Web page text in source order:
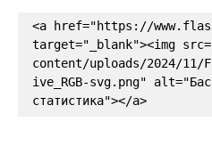
<a href="https://
target="_blank"><img
content/uploads/2024/11/
ive_RGB-svg.png"
статистика"></a>